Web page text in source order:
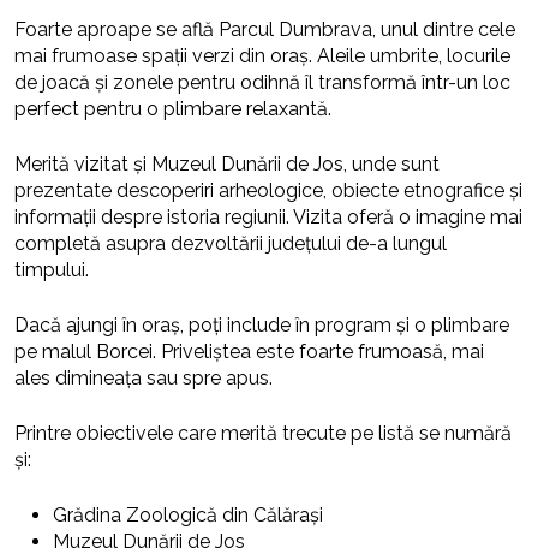
Foarte aproape se află Parcul Dumbrava, unul dintre cele
mai frumoase spații verzi din oraș. Aleile umbrite, locurile
de joacă și zonele pentru odihnă îl transformă într-un loc
perfect pentru o plimbare relaxantă.
Merită vizitat și Muzeul Dunării de Jos, unde sunt
prezentate descoperiri arheologice, obiecte etnografice și
informații despre istoria regiunii. Vizita oferă o imagine mai
completă asupra dezvoltării județului de-a lungul
timpului.
Dacă ajungi în oraș, poți include în program și o plimbare
pe malul Borcei. Priveliștea este foarte frumoasă, mai
ales dimineața sau spre apus.
Printre obiectivele care merită trecute pe listă se numără
și:
Grădina Zoologică din Călărași
Muzeul Dunării de Jos